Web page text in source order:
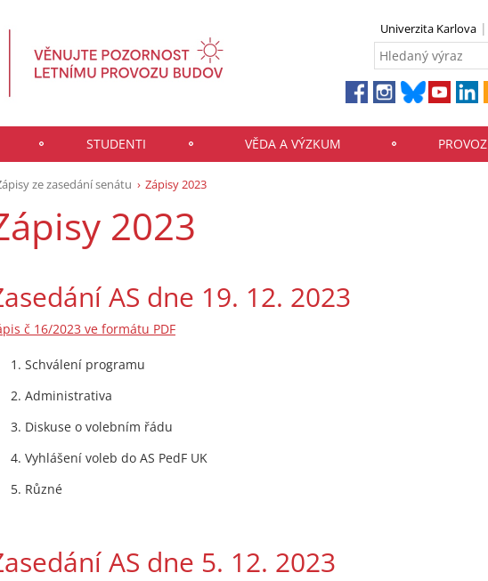
Univerzita Karlova
STUDENTI VĚDA A VÝZKUM PROVOZ
ze zasedání senátu Zápisy 2023
2023
AS dne 19. 12. 2023
č 16/2023 ve formátu PDF
Schválení programu
Administrativa
Diskuse o volebním řádu
Vyhlášení voleb do AS PedF UK
Různé
AS dne 5. 12. 2023